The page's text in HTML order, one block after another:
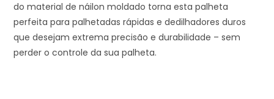
do material de náilon moldado torna esta palheta
perfeita para palhetadas rápidas e dedilhadores duros
que desejam extrema precisão e durabilidade – sem
perder o controle da sua palheta.